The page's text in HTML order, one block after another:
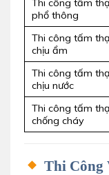
Thi công tấm
phổ thông
Thi công tấm
chịu ẩm
Thi công tấm
chịu nước
Thi công tấm
chống cháy
Thi Công